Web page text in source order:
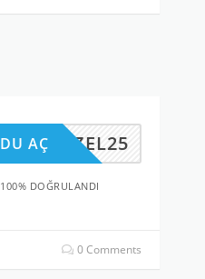
OZEL25
AÇ
100% DOĞRULANDI
0 Comments